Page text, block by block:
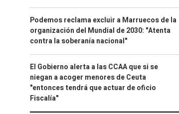
Podemos reclama excluir a Marruecos de la
organización del Mundial de 2030: "Atenta
contra la soberanía nacional"
El Gobierno alerta a las CCAA que si se
niegan a acoger menores de Ceuta
"entonces tendrá que actuar de oficio
Fiscalía"